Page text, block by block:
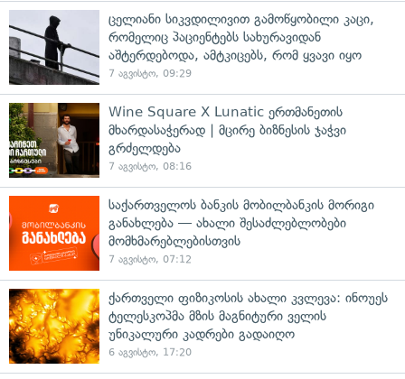
ცელიანი სიკვდილივით გამოწყობილი კაცი,
რომელიც პაციენტებს სახურავიდან
აშტერდებოდა, ამტკიცებს, რომ ყვავი იყო
7 აგვისტო, 09:29
Wine Square X Lunatic ერთმანეთის
მხარდასაჭერად | მცირე ბიზნესის ჯაჭვი
გრძელდება
7 აგვისტო, 08:16
საქართველოს ბანკის მობილბანკის მორიგი
განახლება — ახალი შესაძლებლობები
მომხმარებლებისთვის
7 აგვისტო, 07:12
ქართველი ფიზიკოსის ახალი კვლევა: ინოუეს
ტელესკოპმა მზის მაგნიტური ველის
უნიკალური კადრები გადაიღო
6 აგვისტო, 17:20